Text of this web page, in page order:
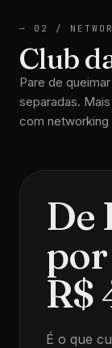
— 02 /
Club
Pare de
separadas.
com networking
De
R$
É o que